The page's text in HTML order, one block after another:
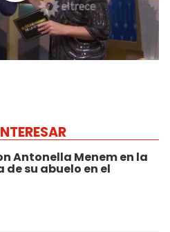
Antonella Menem en la
de su abuelo en el